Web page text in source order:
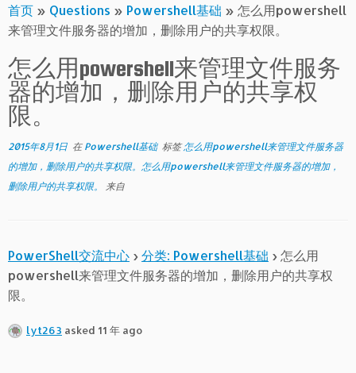
首页 » Questions » Powershell基础 » 怎么用powershell
来管理文件服务器的增加，删除用户的共享权限。
怎么用powershell来管理文件服务
器的增加，删除用户的共享权
限。
2015年8月1日 在 Powershell基础 标签怎么用powershell来管理文件服务器
的增加，删除用户的共享权限。怎么用powershell来管理文件服务器的增加，
删除用户的共享权限。 来自
PowerShell交流中心 › 分类: Powershell基础 › 怎么用
powershell来管理文件服务器的增加，删除用户的共享权
限。
lyt263 asked 11 年 ago